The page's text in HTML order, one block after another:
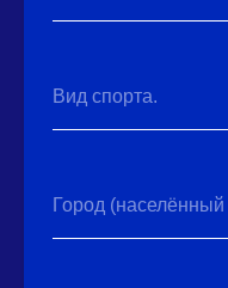
Вид спорта.
Город (населённый